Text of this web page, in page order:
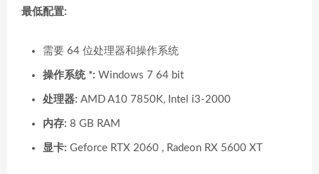
最低配置:
需要 64 位处理器和操作系统
操作系统 *: Windows 7 64 bit
处理器: AMD A10 7850K, Intel i3-2000
内存: 8 GB RAM
显卡: Geforce RTX 2060 , Radeon RX 5600 XT